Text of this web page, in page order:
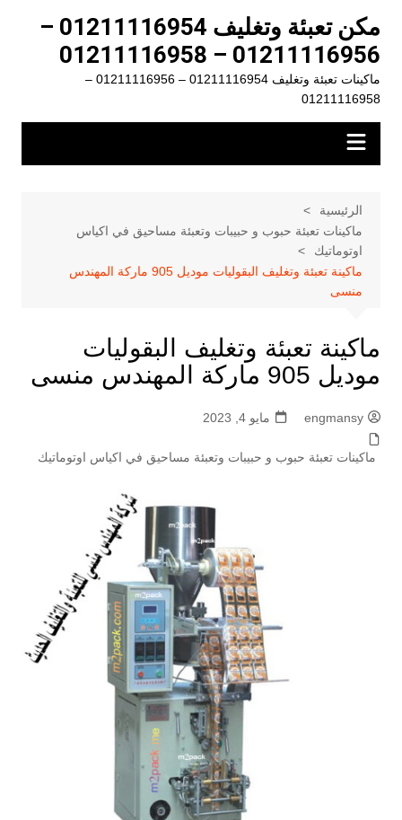
المحتوى
مكن تعبئة وتغليف 01211116954 –
01211116956 – 01211116958
ماكينات تعبئة وتغليف 01211116954 – 01211116956 –
01211116958
الرئيسية
ماكينات تعبئة حبوب و حبيبات وتعبئة مساحيق في اكياس
اوتوماتيك
ماكينة تعبئة وتغليف البقوليات موديل 905 ماركة المهندس
منسى
ماكينة تعبئة وتغليف البقوليات
موديل 905 ماركة المهندس منسى
engmansy مايو 4, 2023
ماكينات تعبئة حبوب و حبيبات وتعبئة مساحيق في اكياس اوتوماتيك